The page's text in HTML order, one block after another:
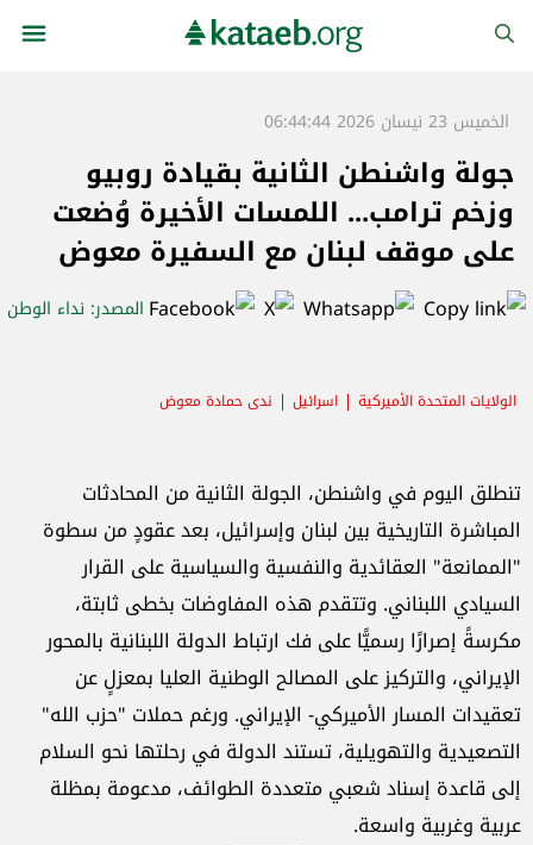
الخميس 23 نيسان 2026 06:44:44
جولة واشنطن الثانية بقيادة روبيو
وزخم ترامب... اللمسات الأخيرة وُضعت
على موقف لبنان مع السفيرة معوض
المصدر: نداء الوطن
الولايات المتحدة الأميركية اسرائيل ندى حمادة معوض
تنطلق اليوم في واشنطن، الجولة الثانية من المحادثات
المباشرة التاريخية بين لبنان وإسرائيل، بعد عقودٍ من سطوة
"الممانعة" العقائدية والنفسية والسياسية على القرار
السيادي اللبناني. وتتقدم هذه المفاوضات بخطى ثابتة،
مكرسةً إصرارًا رسميًّا على فك ارتباط الدولة اللبنانية بالمحور
الإيراني، والتركيز على المصالح الوطنية العليا بمعزلٍ عن
تعقيدات المسار الأميركي- الإيراني. ورغم حملات "حزب الله"
التصعيدية والتهويلية، تستند الدولة في رحلتها نحو السلام
إلى قاعدة إسناد شعبي متعددة الطوائف، مدعومة بمظلة
عربية وغربية واسعة.